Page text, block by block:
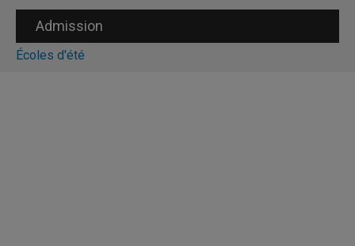
Admission
Écoles d'été